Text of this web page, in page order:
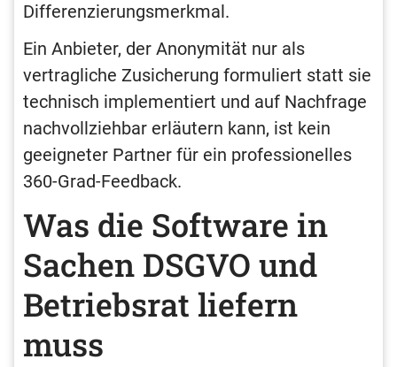
Differenzierungsmerkmal.
Ein Anbieter, der Anonymität nur als
vertragliche Zusicherung formuliert statt sie
technisch implementiert und auf Nachfrage
nachvollziehbar erläutern kann, ist kein
geeigneter Partner für ein professionelles
360-Grad-Feedback.
Was die Software in
Sachen DSGVO und
Betriebsrat liefern
muss